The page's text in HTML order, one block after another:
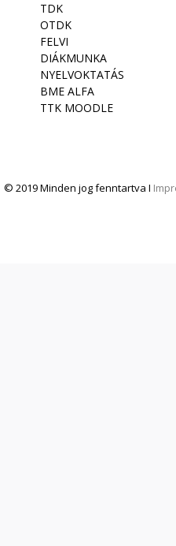
© 2019 Minden jog fenntartva I
TDK
OTDK
FELVI
DIÁKMUNKA
NYELVOKTATÁS
BME ALFA
TTK MOODLE